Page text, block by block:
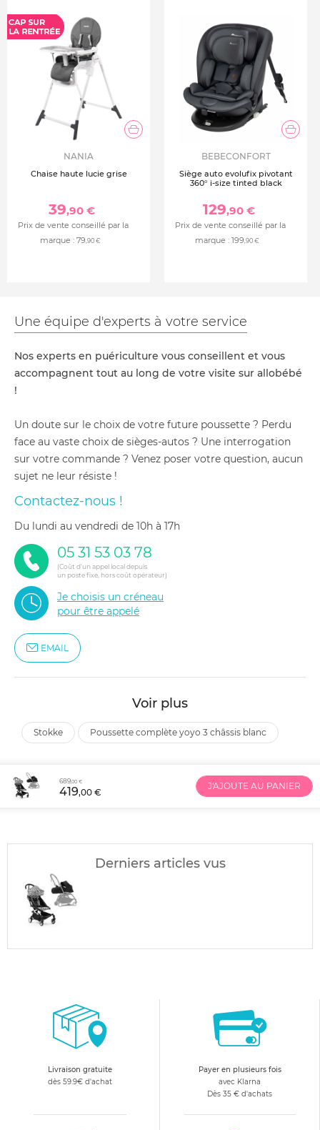
NANIA
Chaise haute lucie grise
39,90 €
Prix de vente conseillé par la
marque : 79,90 €
BEBECONFORT
Siège auto evolufix pivotant
360° i-size tinted black
129,90 €
Prix de vente conseillé par la
marque : 199,90 €
Une équipe d'experts à votre service
Nos experts en puériculture vous conseillent et vous
accompagnent tout au long de votre visite sur allobébé
!
Un doute sur le choix de votre future poussette ? Perdu
face au vaste choix de sièges-autos ? Une interrogation
sur votre commande ? Venez poser votre question, aucun
sujet ne leur résiste !
Contactez-nous !
du lundi au vendredi de 10h à 17h
05 31 53 03 78
(Coût d'un appel local depuis
un poste fixe, hors coût opérateur)
Je choisis un créneau
pour être appelé
EMAIL
Voir plus
stokke poussette complète yoyo 3 châssis blanc
689,00 €
419,00 €
J'AJOUTE AU PANIER
Derniers articles vus
Livraison gratuite
dès 59.9€ d'achat
Payer en plusieurs fois
avec Klarna
Dès 35 € d'achats